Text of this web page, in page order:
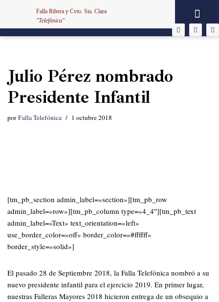
Saltar
al
Falla Ribera y Cvto. Sta. Clara
"Telefónica"
Julio Pérez nombrado
Presidente Infantil
porFalla Telefónica 1 octubre 2018
[tm_pb_section admin_label=»section»][tm_pb_row
admin_label=»row»][tm_pb_column type=»4_4″][tm_pb_text
admin_label=»Text» text_orientation=»left»
use_border_color=»off» border_color=»#ffffff»
border_style=»solid»]
El pasado 28 de Septiembre 2018, la Falla Telefónica nombró a su
nuevo presidente infantil para el ejercicio 2019. En primer lugar,
nuestras Falleras Mayores 2018 hicieron entrega de un obsequio a